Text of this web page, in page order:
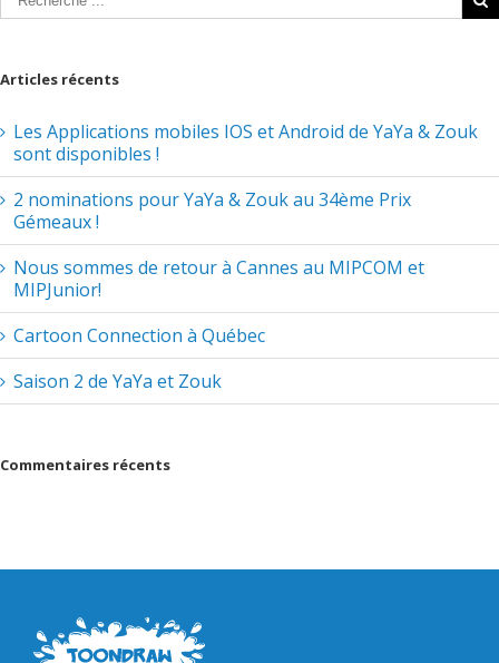
Articles récents
Les Applications mobiles IOS et Android de YaYa & Zouk
sont disponibles !
2 nominations pour YaYa & Zouk au 34ème Prix
Gémeaux !
Nous sommes de retour à Cannes au MIPCOM et
MIPJunior!
Cartoon Connection à Québec
Saison 2 de YaYa et Zouk
Commentaires récents